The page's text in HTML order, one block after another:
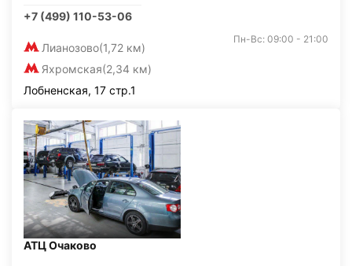
+7 (499) 110-53-06
Лианозово(1,72 км)
Яхромская(2,34 км)
Пн-Вс: 09:00 - 21:00
Лобненская, 17 стр.1
АТЦ Очаково